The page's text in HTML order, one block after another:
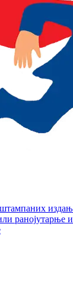
ранојутарње